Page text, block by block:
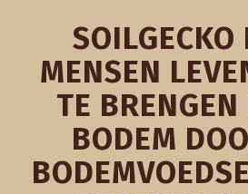
SOILGECKO
MENSEN
TE
BODEM